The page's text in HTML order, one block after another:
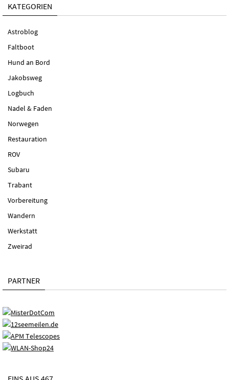
KATEGORIEN
Astroblog
Faltboot
Hund an Bord
Jakobsweg
Logbuch
Nadel & Faden
Norwegen
Restauration
ROV
Subaru
Trabant
Vorbereitung
Wandern
Werkstatt
Zweirad
PARTNER